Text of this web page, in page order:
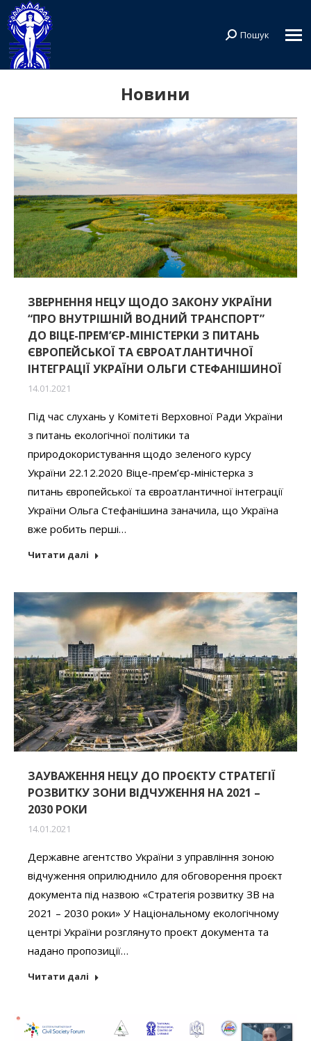
Search:
Пошук
Новини
ЗВЕРНЕННЯ НЕЦУ ЩОДО ЗАКОНУ УКРАЇНИ
“ПРО ВНУТРІШНІЙ ВОДНИЙ ТРАНСПОРТ”
ДО ВІЦЕ-ПРЕМ’ЄР-МІНІСТЕРКИ З ПИТАНЬ
ЄВРОПЕЙСЬКОЇ ТА ЄВРОАТЛАНТИЧНОЇ
ІНТЕГРАЦІЇ УКРАЇНИ ОЛЬГИ СТЕФАНІШИНОЇ
14.01.2021
Під час слухань у Комітеті Верховної Ради України
з питань екологічної політики та
природокористування щодо зеленого курсу
України 22.12.2020 Віце-прем’єр-міністерка з
питань європейської та євроатлантичної інтеграції
України Ольга Стефанішина заначила, що Україна
вже робить перші…
Читати далі
ЗАУВАЖЕННЯ НЕЦУ ДО ПРОЄКТУ СТРАТЕГІЇ
РОЗВИТКУ ЗОНИ ВІДЧУЖЕННЯ НА 2021 –
2030 РОКИ
14.01.2021
Державне агентство України з управління зоною
відчуження оприлюднило для обговорення проєкт
документа під назвою «Стратегія розвитку ЗВ на
2021 – 2030 роки» У Національному екологічному
центрі України розглянуто проєкт документа та
надано пропозиції…
Читати далі